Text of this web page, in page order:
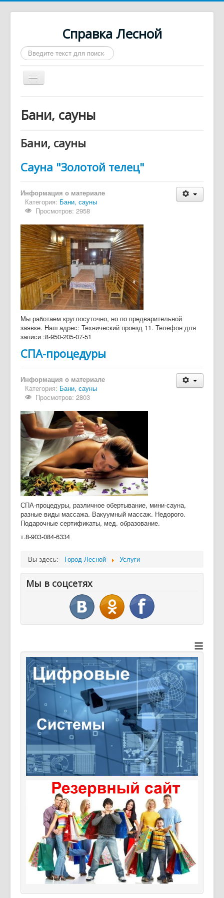
Справка Лесной
Искать...
Включить/
выключить
О нас
Афиша
Автобусы
Дайджест СМИ
Объявления
Бани, сауны
Бани, сауны
Сауна "Золотой телец"
Информация о материале
Категория: Бани, сауны
Просмотров: 2958
Мы работаем круглосуточно, но по предварительной
заявке. Наш адрес: Технический проезд 11. Телефон для
записи :8-950-205-07-51
СПА-процедуры
Информация о материале
Категория: Бани, сауны
Просмотров: 2803
СПА-процедуры, различное обертывание, мини-сауна,
разные виды массажа. Вакуумный массаж. Недорого.
Подарочные сертификаты, мед. образование.
т.8-903-084-6334
Вы здесь: Город Лесной Услуги
Мы в соцсетях
≡